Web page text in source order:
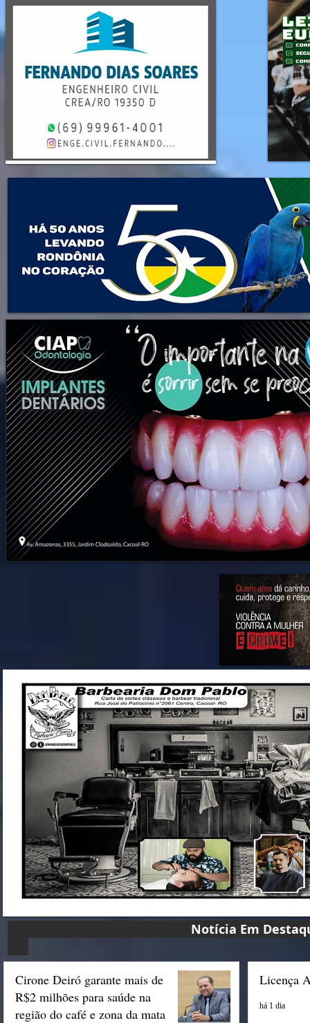
Notícia Em
Cirone Deiró garante mais de
R$2 milhões para saúde na
região do café e zona da mata
Licença
há 1 dia